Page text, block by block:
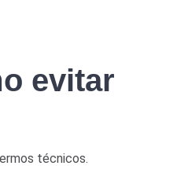
evitar
técnicos.